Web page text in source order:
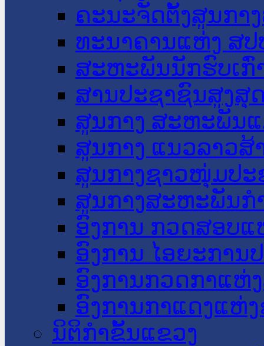
ຄະນະຈັດຕັ້ງສູນກາ
ທະນາຄານແຫ່ງ ສປ
ສະຫະພັນນັກຮົບເກົ່
ສານປະຊາຊົນສູງສຸ
ສູນກາງ ສະຫະພັນ
ສູນກາງ ແນວລາວສ້
ສູນກາງຊາວໜຸ່ມປະ
ສູນກາງສະຫະພັນກ
ອົງການ ກວດສອບແ
ອົງການ ໄອຍະການ
ອົງການກວດກາແຫ່
ອົງການກາແດງແຫ່
ນິຕິກໍາຂັ້ນແຂວງ